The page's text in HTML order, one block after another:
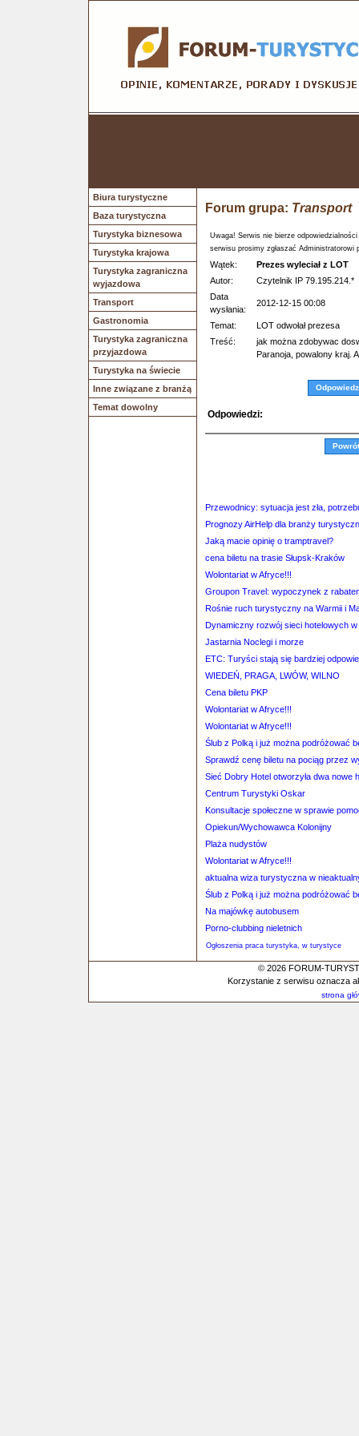
Biura turystyczne
Baza turystyczna
Turystyka biznesowa
Turystyka krajowa
Turystyka zagraniczna
wyjazdowa
Transport
Gastronomia
Turystyka zagraniczna
przyjazdowa
Turystyka na świecie
Inne związane z branżą
Temat dowolny
Forum grupa: Transport
Uwaga! Serwis nie bierze
serwisu prosimy zgłaszać Administratorowi
Wątek:
Prezes wyleciał z LOT
Autor:
Czytelnik IP 79.195.214.*
Data
wysłania:
2012-12-15 00:08
Temat:
LOT odwołał prezesa
Treść:
jak można zdobywac
Paranoja, powalony kraj.
Odpowiedz
Odpowiedzi:
Przewodnicy: sytuacja jest zła,
Prognozy AirHelp dla branży
Jaką macie opinię o tramptravel?
cena biletu na trasie Słupsk-Kraków
Wolontariat w Afryce!!!
Groupon Travel: wypoczynek z
Rośnie ruch turystyczny na Warmii i
Dynamiczny rozwój sieci hotelowych
Jastarnia Noclegi i morze
ETC: Turyści stają się bardziej
WIEDEŃ, PRAGA, LWÓW, WILNO
Cena biletu PKP
Wolontariat w Afryce!!!
Wolontariat w Afryce!!!
Ślub z Polką i już można podróżować
Sprawdź cenę biletu na pociąg przez
Sieć Dobry Hotel otworzyła dwa nowe
Centrum Turystyki Oskar
Konsultacje społeczne w sprawie
Opiekun/Wychowawca Kolonijny
Plaża nudystów
Wolontariat w Afryce!!!
aktualna wiza turystyczna w
Ślub z Polką i już można podróżować
Na majówkę autobusem
Porno-clubbing nieletnich
Ogłoszenia praca turystyka, w turystyce
© 2026 FORUM-
Korzystanie z serwisu oznacza
strona